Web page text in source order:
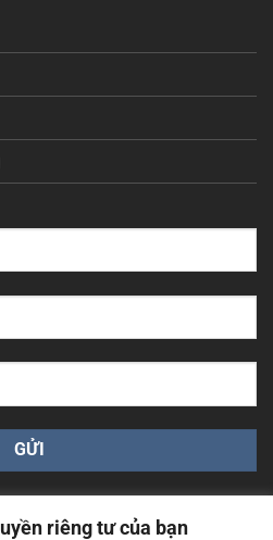
riêng tư của bạn